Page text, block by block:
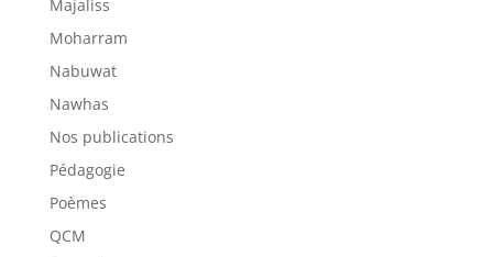
Majaliss
Moharram
Nabuwat
Nawhas
Nos publications
Pédagogie
Poèmes
QCM